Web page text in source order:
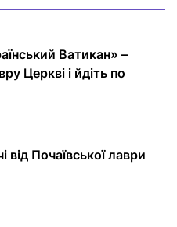
Ватикан» –
Церкві і йдіть по
від Почаївської лаври